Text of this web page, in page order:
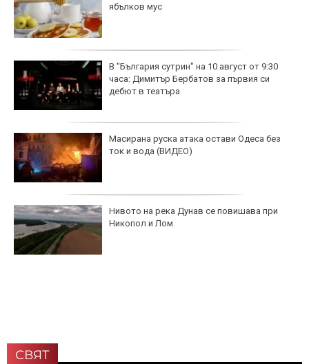
ябълков мус
В "България сутрин" на 10 август от 9:30
часа: Димитър Бербатов за първия си
дебют в театъра
Масирана руска атака остави Одеса без
ток и вода (ВИДЕО)
Нивото на река Дунав се повишава при
Никопол и Лом
СВЯТ